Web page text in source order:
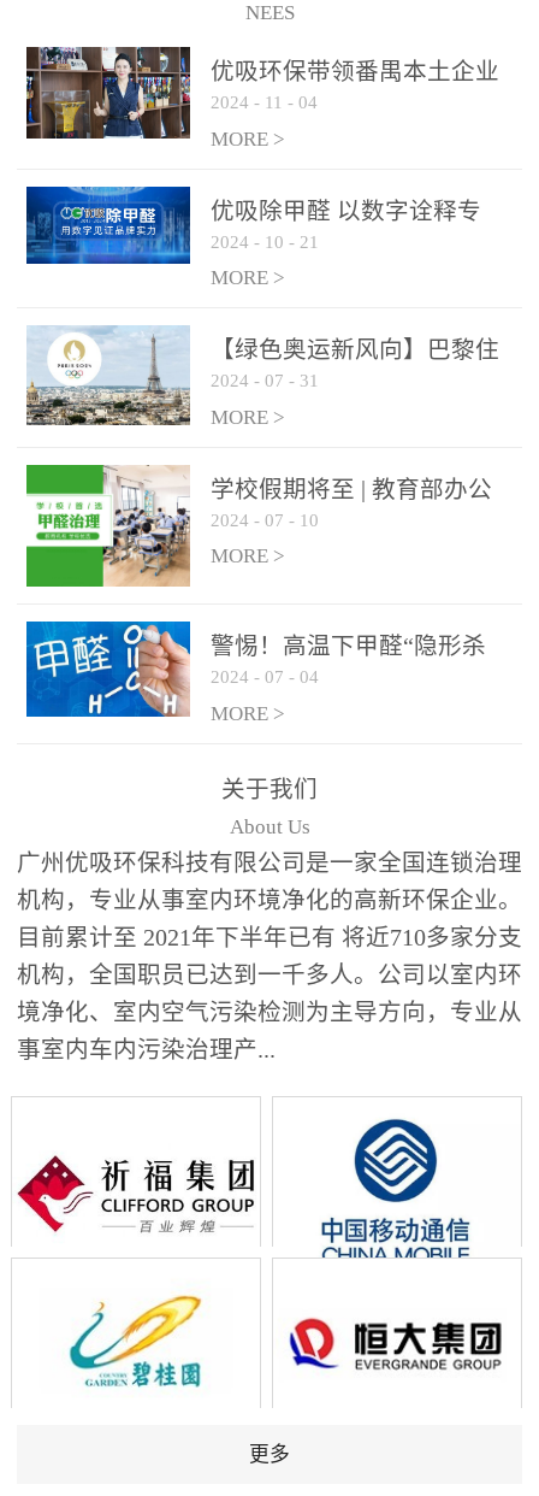
NEES
优吸环保带领番禺本​土企业
勇敢破局向“新”
2024 - 11 - 04
MORE >
优吸除甲醛 以数字诠释专
业，尽显除醛品牌实力！
2024 - 10 - 21
MORE >
【绿色奥运新风向】巴黎住
宿风波：优吸环保共建健康
绿色家居
2024 - 07 - 31
MORE >
学校假期将至 | 教育部办公
厅关于加强学校新建校舍室
内空气质量管理通知
2024 - 07 - 10
MORE >
警惕！高温下甲醛“隐形杀
手”来袭，你的家安全吗？
2024 - 07 - 04
MORE >
关于我们
About Us
广州优吸环保科技有限公司是一家全国连锁治理
机构，专业从事室内环境净化的高新环保企业。
目前累计至 2021年下半年已有 将近710多家分支
机构，全国职员已达到一千多人。公司以室内环
境净化、室内空气污染检测为主导方向，专业从
事室内车内污染治理产...
更多